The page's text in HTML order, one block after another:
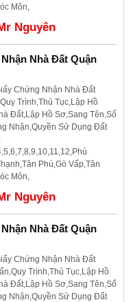
Môn,
Nguyên
Nhà Đất Quận
Chứng Nhận Nhà Đất
Trình,Thủ Tục,Lập Hồ
Đất,Lập Hồ Sơ,Sang Tên,Sổ
Nhận,Quyền Sử Dụng Đất
Phú,Gò Vấp,Tân
Môn,
Nguyên
Nhà Đất Quận
Chứng Nhận Nhà Đất
Trình,Thủ Tục,Lập Hồ
Đất,Lập Hồ Sơ,Sang Tên,Sổ
Nhận,Quyền Sử Dụng Đất